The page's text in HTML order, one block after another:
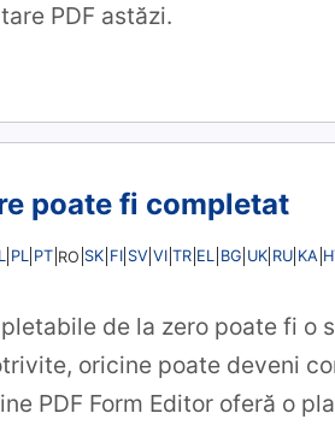
PDF astăzi.
poate fi completat
PL PT RO SK FI SV VI TR EL BG UK RU KA
de la zero poate fi o
oricine poate deveni
PDF Form Editor oferă o